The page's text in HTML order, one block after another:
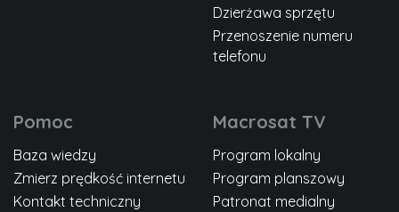
Dzierżawa sprzętu
Przenoszenie numeru
telefonu
Pomoc
Baza wiedzy
Zmierz prędkość internetu
Kontakt techniczny
Macrosat TV
Program lokalny
Program planszowy
Patronat medialny